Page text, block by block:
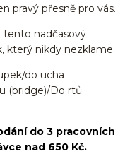
pravý přesně pro vás.
tento nadčasový
který nikdy nezklame.
do ucha
(bridge)/Do rtů
do 3 pracovních
nad 650 Kč.